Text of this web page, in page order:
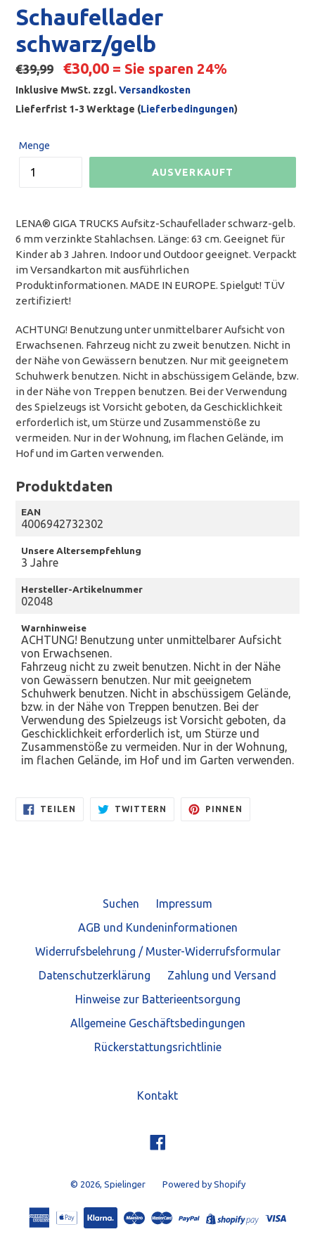
Schaufellader
schwarz/gelb
Normaler
Preis
€39,99 €30,00 = Sie sparen 24%
Inklusive MwSt. zzgl.Versandkosten
Lieferfrist 1-3 Werktage (Lieferbedingungen)
Menge
AUSVERKAUFT
LENA® GIGA TRUCKS Aufsitz-Schaufellader schwarz-gelb.
6 mm verzinkte Stahlachsen. Länge: 63 cm. Geeignet für
Kinder ab 3 Jahren. Indoor und Outdoor geeignet. Verpackt
im Versandkarton mit ausführlichen
Produktinformationen. MADE IN EUROPE. Spielgut! TÜV
zertifiziert!
ACHTUNG! Benutzung unter unmittelbarer Aufsicht von
Erwachsenen. Fahrzeug nicht zu zweit benutzen. Nicht in
der Nähe von Gewässern benutzen. Nur mit geeignetem
Schuhwerk benutzen. Nicht in abschüssigem Gelände, bzw.
in der Nähe von Treppen benutzen. Bei der Verwendung
des Spielzeugs ist Vorsicht geboten, da Geschicklichkeit
erforderlich ist, um Stürze und Zusammenstöße zu
vermeiden. Nur in der Wohnung, im flachen Gelände, im
Hof und im Garten verwenden.
Produktdaten
EAN
4006942732302
Unsere Altersempfehlung
3 Jahre
Hersteller-Artikelnummer
02048
Warnhinweise
ACHTUNG! Benutzung unter unmittelbarer Aufsicht
von Erwachsenen.
Fahrzeug nicht zu zweit benutzen. Nicht in der Nähe
von Gewässern benutzen. Nur mit geeignetem
Schuhwerk benutzen. Nicht in abschüssigem Gelände,
bzw. in der Nähe von Treppen benutzen. Bei der
Verwendung des Spielzeugs ist Vorsicht geboten, da
Geschicklichkeit erforderlich ist, um Stürze und
Zusammenstöße zu vermeiden. Nur in der Wohnung,
im flachen Gelände, im Hof und im Garten verwenden.
TEILEN
FACEBOOK
TWITTERN
TWITTER
PINNEN
Suchen
Impressum
AGB und Kundeninformationen
Widerrufsbelehrung / Muster-Widerrufsformular
Datenschutzerklärung
Zahlung und Versand
Hinweise zur Batterieentsorgung
Allgemeine Geschäftsbedingungen
Rückerstattungsrichtlinie
Kontakt
© 2026, Spielinger Powered by Shopify